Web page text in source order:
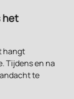
het
hangt
Tijdens en na
te